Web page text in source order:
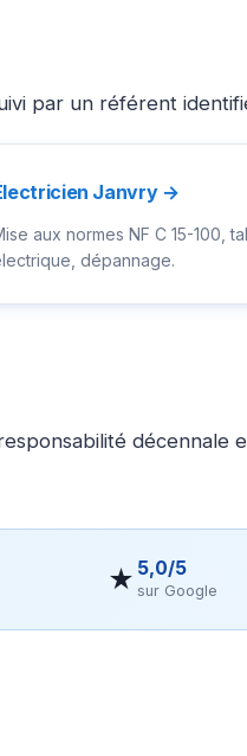
par un référent
Janvry →
aux normes NF C 15-100,
dépannage.
★ 5,0/5
sur Google